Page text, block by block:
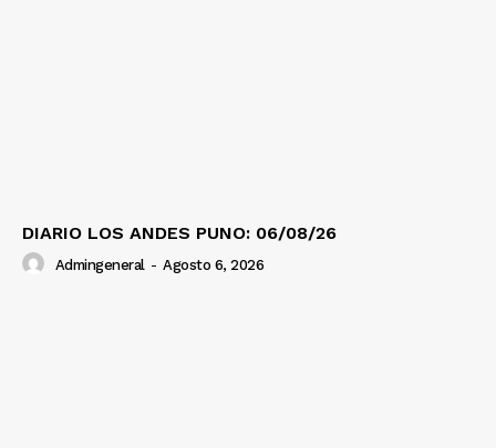
DIARIO LOS ANDES PUNO: 06/08/26
Admingeneral - Agosto 6, 2026